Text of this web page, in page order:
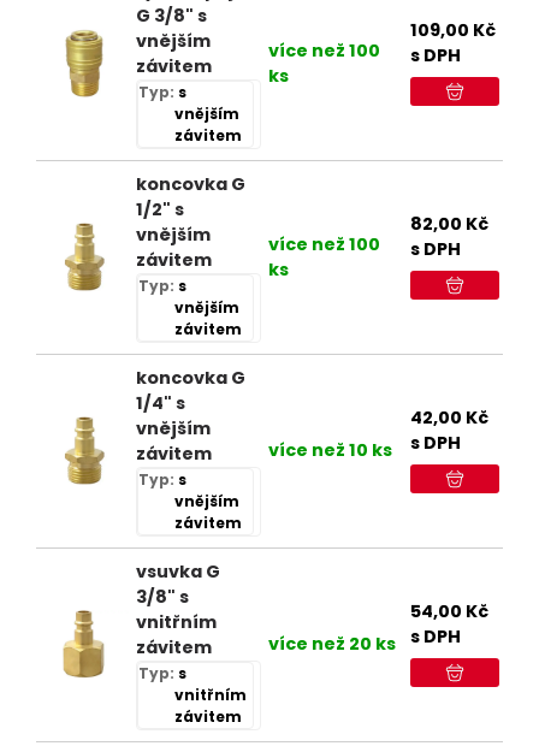
G 3/8" s
vnějším
závitem
Typ: s
vnějším
závitem
více než 100
ks
109,00 Kč
s DPH
koncovka G
1/2" s
vnějším
závitem
Typ: s
vnějším
závitem
více než 100
ks
82,00 Kč
s DPH
koncovka G
1/4" s
vnějším
závitem
Typ: s
vnějším
závitem
více než 10 ks
42,00 Kč
s DPH
vsuvka G
3/8" s
vnitřním
závitem
Typ: s
vnitřním
závitem
více než 20 ks
54,00 Kč
s DPH